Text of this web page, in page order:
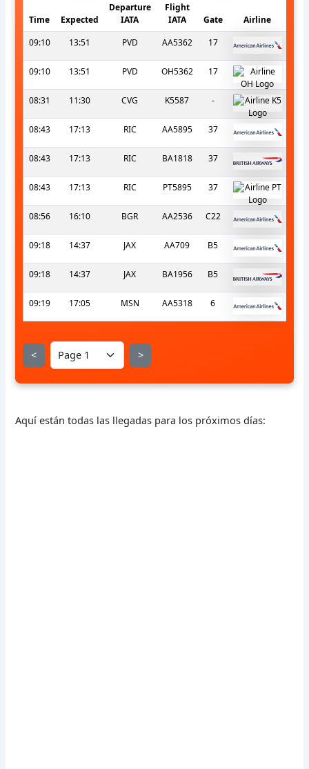
Time Expected
Departure
IATA
Flight
IATA
Gate
Airline
09:10
13:51 PVD AA5362 17
09:10 13:51 PVD OH5362 17
08:31 11:30 CVG K5587 -
08:43 17:13 RIC AA5895 37
08:43 17:13 RIC BA1818 37
08:43 17:13 RIC PT5895 37
08:56 16:10 BGR AA2536 C22
09:18 14:37 JAX AA709 B5
09:18 14:37 JAX BA1956 B5
09:19 17:05 MSN AA5318 6
< >
Aquí están todas las llegadas para los próximos días: